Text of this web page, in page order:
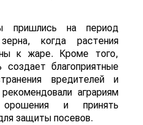
пришлись на период
когда растения
к жаре. Кроме того,
создает благоприятные
вредителей и
аграриям
и принять
защиты посевов.